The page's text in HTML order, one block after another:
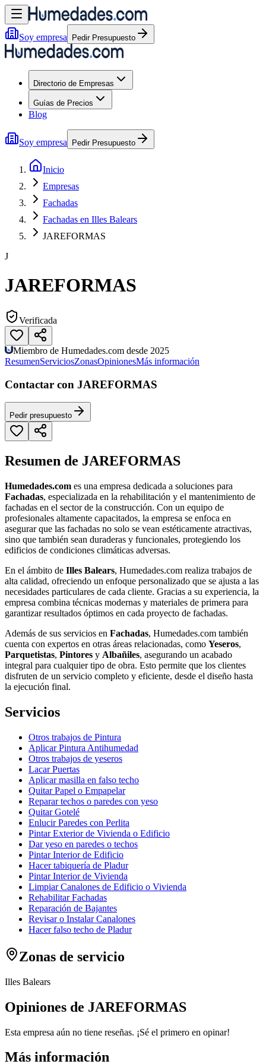
Soy empresa Pedir Presupuesto
Directorio de Empresas
Guías de Precios
Blog
Soy empresa Pedir Presupuesto
Inicio
Empresas
Fachadas
Fachadas en Illes Balears
JAREFORMAS
J
JAREFORMAS
Verificada
Miembro de Humedades.com desde 2025
ResumenServiciosZonasOpinionesMás información
Contactar con JAREFORMAS
Pedir presupuesto
Resumen de JAREFORMAS
Humedades.com es una empresa dedicada a soluciones para
Fachadas, especializada en la rehabilitación y el mantenimiento de
fachadas en el sector de la construcción. Con un equipo de
profesionales altamente capacitados, la empresa se enfoca en
asegurar que las fachadas no solo se vean estéticamente atractivas,
sino que también sean duraderas y funcionales, protegiendo los
edificios de condiciones climáticas adversas.
En el ámbito de Illes Balears, Humedades.com realiza trabajos de
alta calidad, ofreciendo un enfoque personalizado que se ajusta a las
necesidades particulares de cada cliente. Gracias a su experiencia, la
empresa combina técnicas modernas y materiales de primera para
garantizar resultados óptimos en cada proyecto de fachadas.
Además de sus servicios en Fachadas, Humedades.com también
cuenta con expertos en otras áreas relacionadas, como Yeseros,
Parquetistas, Pintores y Albañiles, asegurando un acabado
integral para cualquier tipo de obra. Esto permite que los clientes
disfruten de un servicio completo y eficiente, desde el diseño hasta
la ejecución final.
Servicios
Otros trabajos de Pintura
Aplicar Pintura Antihumedad
Otros trabajos de yeseros
Lacar Puertas
Aplicar masilla en falso techo
Quitar Papel o Empapelar
Reparar techos o paredes con yeso
Quitar Gotelé
Enlucir Paredes con Perlita
Pintar Exterior de Vivienda o Edificio
Dar yeso en paredes o techos
Pintar Interior de Edificio
Hacer tabiquería de Pladur
Pintar Interior de Vivienda
Limpiar Canalones de Edificio o Vivienda
Rehabilitar Fachadas
Reparación de Bajantes
Revisar o Instalar Canalones
Hacer falso techo de Pladur
Zonas de servicio
Illes Balears
Opiniones de JAREFORMAS
Esta empresa aún no tiene reseñas. ¡Sé el primero en opinar!
Más información